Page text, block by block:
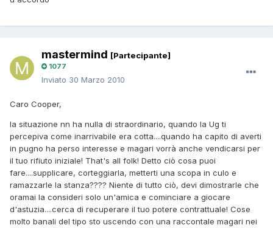
mastermind [Partecipante]
1077
Inviato 30 Marzo 2010
Caro Cooper,
la situazione nn ha nulla di straordinario, quando la Ug ti
percepiva come inarrivabile era cotta....quando ha capito di averti
in pugno ha perso interesse e magari vorrà anche vendicarsi per
il tuo rifiuto iniziale! That's all folk! Detto ciò cosa puoi
fare....supplicare, corteggiarla, metterti una scopa in culo e
ramazzarle la stanza???? Niente di tutto ciò, devi dimostrarle che
oramai la consideri solo un'amica e cominciare a giocare
d'astuzia....cerca di recuperare il tuo potere contrattuale! Cose
molto banali del tipo sto uscendo con una raccontale magari nei